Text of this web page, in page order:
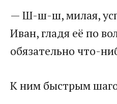
— Ш-ш-ш, милая,
Иван, гладя её по
обязательно что-
К ним быстрым